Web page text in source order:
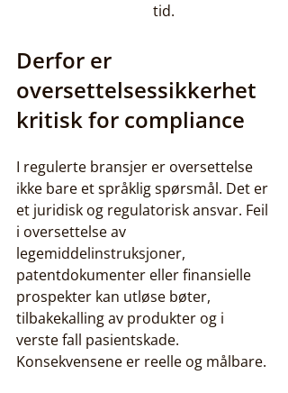
tid.
Derfor er
oversettelsessikkerhet
kritisk for compliance
I regulerte bransjer er oversettelse
ikke bare et språklig spørsmål. Det er
et juridisk og regulatorisk ansvar. Feil
i oversettelse av
legemiddelinstruksjoner,
patentdokumenter eller finansielle
prospekter kan utløse bøter,
tilbakekalling av produkter og i
verste fall pasientskade.
Konsekvensene er reelle og målbare.